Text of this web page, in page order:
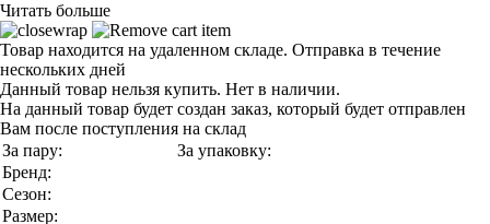
Читать больше
Товар находится на удаленном складе. Отправка в течение
нескольких дней
Данный товар нельзя купить. Нет в наличии.
На данный товар будет создан заказ, который будет отправлен
Вам после поступления на склад
За пару:
За упаковку:
Бренд:
Сезон:
Размер: